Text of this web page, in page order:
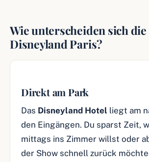
Wie unterscheiden sich
Disneyland Paris?
Direkt am Park
Das Disneyland Hotel liegt am
den Eingängen. Du sparst Zeit,
mittags ins Zimmer willst oder
der Show schnell zurück